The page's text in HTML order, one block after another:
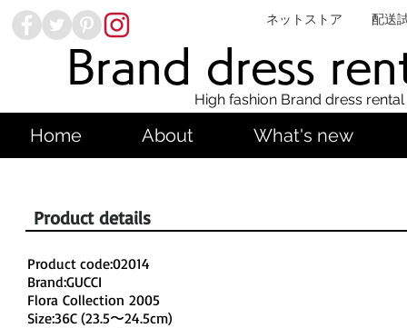
ネットストア 配送
Brand dress
High fashion Brand dress
Home About What's new
Product details
Product code:02014
Brand:GUCCI
Flora Collection 2005
Size:36C (23.5〜24.5cm)